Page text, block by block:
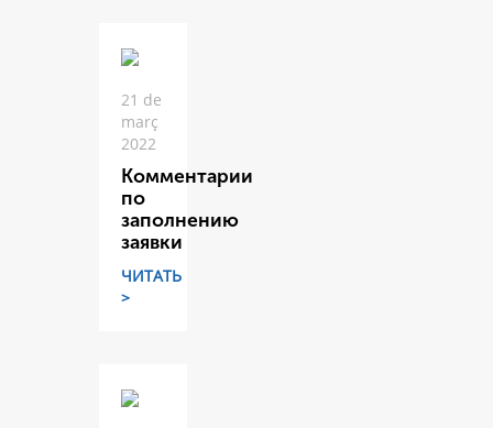
21 de
març
2022
Комментарии
по
заполнению
заявки
ЧИТАТЬ
>